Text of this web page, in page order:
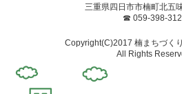
三重県四日市市楠町北五
☎ 059-398-
Copyright(C)2017 楠まちづく
All Rights